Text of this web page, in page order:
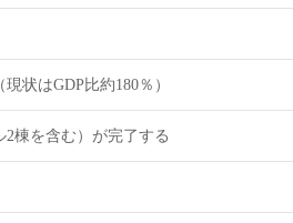
状はGDP比約180％）
棟を含む）が完了する